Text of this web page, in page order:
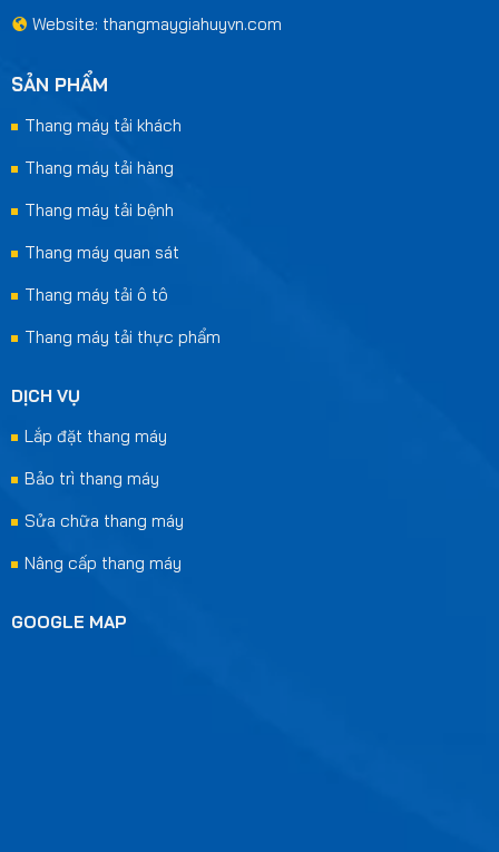
Website: thangmaygiahuyvn.com
SẢN PHẨM
Thang máy tải khách
Thang máy tải hàng
Thang máy tải bệnh
Thang máy quan sát
Thang máy tải ô tô
Thang máy tải thực phẩm
DỊCH VỤ
Lắp đặt thang máy
Bảo trì thang máy
Sửa chữa thang máy
Nâng cấp thang máy
GOOGLE MAP